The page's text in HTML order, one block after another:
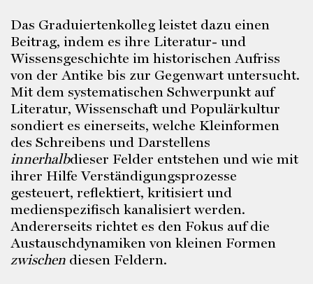
Das Graduiertenkolleg leistet dazu einen
Beitrag, indem es ihre Literatur- und
Wissensgeschichte im historischen Aufriss
von der Antike bis zur Gegenwart untersucht.
Mit dem systematischen Schwerpunkt auf
Literatur, Wissenschaft und Populärkultur
sondiert es einerseits, welche Kleinformen
des Schreibens und Darstellens
innerhalbdieser Felder entstehen und wie mit
ihrer Hilfe Verständigungsprozesse
gesteuert, reflektiert, kritisiert und
medienspezifisch kanalisiert werden.
Andererseits richtet es den Fokus auf die
Austauschdynamiken von kleinen Formen
zwischen diesen Feldern.